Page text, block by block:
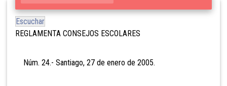
Escuchar
REGLAMENTA CONSEJOS ESCOLARES
Núm. 24.- Santiago, 27 de enero de 2005.